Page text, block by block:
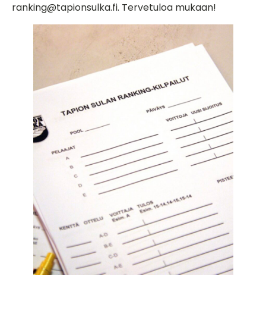
ranking@tapionsulka.fi. Tervetuloa mukaan!